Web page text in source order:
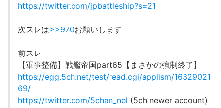
https://twitter.com/jpbattleship?s=21
次スレは>>970お願いします
前スレ
【軍事整備】戦艦帝国part65【まさかの強制終了】
https://egg.5ch.net/test/read.cgi/applism/16329021
69/
https://twitter.com/5chan_nel (5ch newer account)